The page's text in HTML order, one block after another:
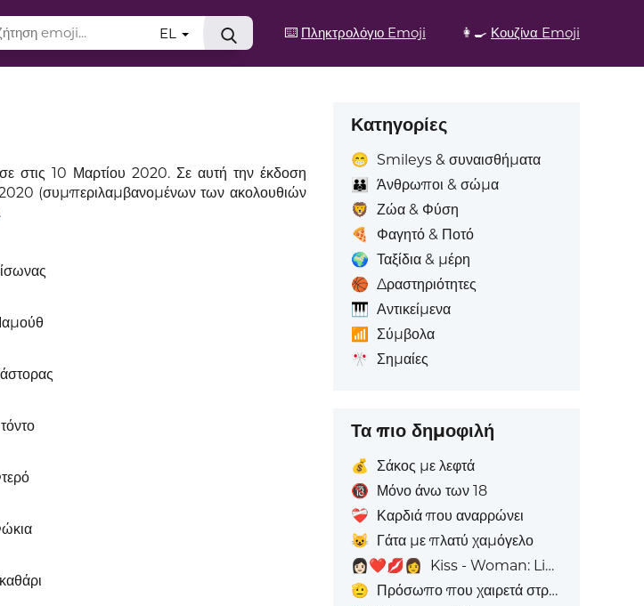
⌨️ Πληκτρολόγιο Emoji 👩‍🍳 Κουζίνα Emoji
EL
10 Μαρτίου 2020. Σε αυτή την έκδοση
(συμπεριλαμβανομένων των ακολουθιών
.
Κατηγορίες
😁 Smileys & συναισθήματα
👪
Άνθρωποι & σώμα
🦁 Ζώα & Φύση
🍕
Φαγητό & Ποτό
🌍 Ταξίδια & μέρη
🏀 Δραστηριότητες
🎹 Αντικείμενα
📶
Σύμβολα
🎌 Σημαίες
Τα πιο δημοφιλή
💰 Σάκος με λεφτά
🔞 Μόνο άνω των 18
❤️‍🩹 Καρδιά που αναρρώνει
😺 Γάτα με πλατύ χαμόγελο
👩🏻‍❤️‍💋‍👩
Kiss - Woman: Light Skin Tone, Woman: Χωρίς Απόχρωση Δέρματος
🫡 Πρόσωπο που χαιρετά στρατιωτικά